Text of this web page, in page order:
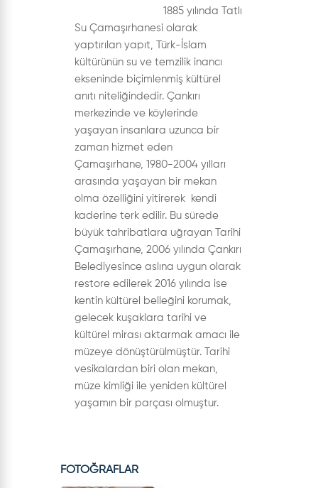
1885 yılında Tatlı
Su Çamaşırhanesi olarak
yaptırılan yapıt, Türk-İslam
kültürünün su ve temzilik inancı
ekseninde biçimlenmiş kültürel
anıtı niteliğindedir. Çankırı
merkezinde ve köylerinde
yaşayan insanlara uzunca bir
zaman hizmet eden
Çamaşırhane, 1980-2004 yılları
arasında yaşayan bir mekan
olma özelliğini yitirerek kendi
kaderine terk edilir. Bu sürede
büyük tahribatlara uğrayan Tarihi
Çamaşırhane, 2006 yılında Çankırı
Belediyesince aslına uygun olarak
restore edilerek 2016 yılında ise
kentin kültürel belleğini korumak,
gelecek kuşaklara tarihi ve
kültürel mirası aktarmak amacı ile
müzeye dönüştürülmüştür. Tarihi
vesikalardan biri olan mekan,
müze kimliği ile yeniden kültürel
yaşamın bir parçası olmuştur.
FOTOĞRAFLAR